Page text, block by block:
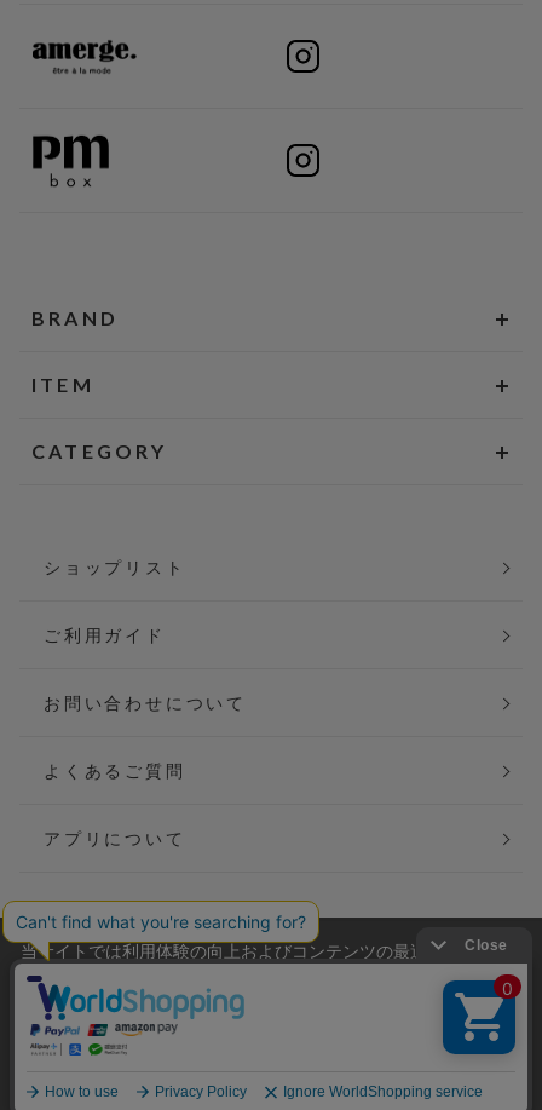
BRAND
ITEM
CATEGORY
ショップリスト
ご利用ガイド
お問い合わせについて
よくあるご質問
アプリについて
会社概要
ご利用規約
当サイトでは利用体験の向上およびコンテンツの最適な提供、ト
ラフィックの分析を目的としてCookieを使用しています。
サイトの閲覧を継続された場合、Cookieの利用に同意したことも
のといたします。
詳細については
をご確認ください。
承諾する